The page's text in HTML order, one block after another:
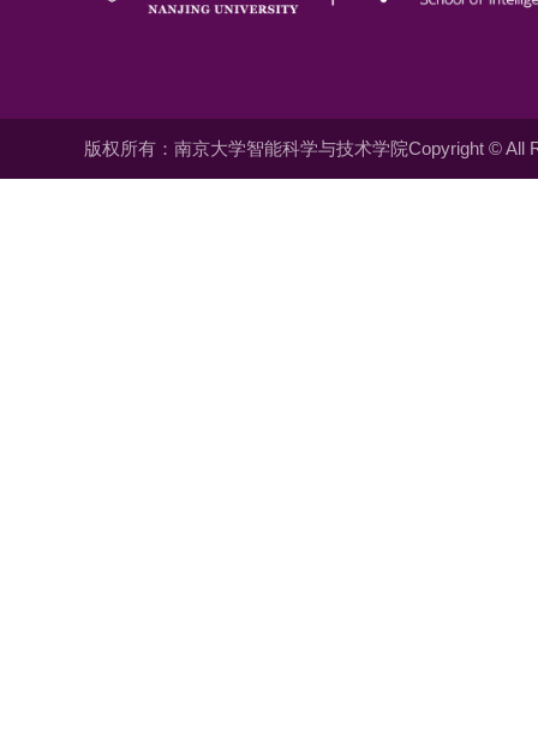
版权所有：南京大学智能科学与技术学院Copyright © All